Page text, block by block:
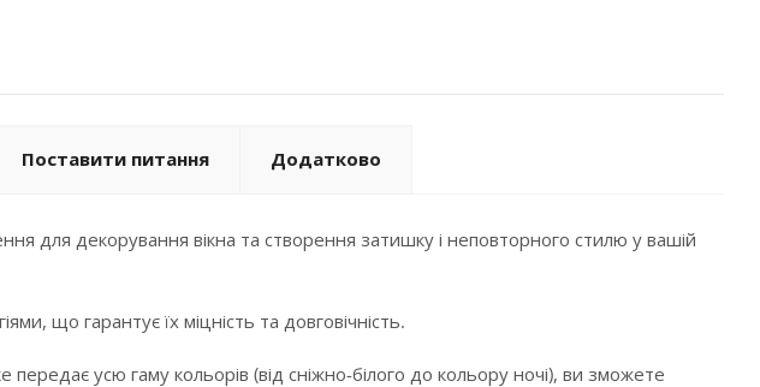
Поставити питання Додатково
для декорування вікна та створення затишку і неповторного стилю у вашій
що гарантує їх міцність та довговічність.
усю гаму кольорів (від сніжно-білого до кольору ночі), ви зможете